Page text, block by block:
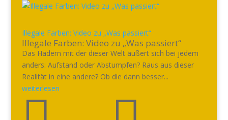
Illegale Farben: Video zu „Was passiert“
Illegale Farben: Video zu „Was passiert“
Das Hadern mit der dieser Welt äußert sich bei jedem
anders: Aufstand oder Abstumpfen? Raus aus dieser
Realität in eine andere? Ob die dann besser...
weiterlesen